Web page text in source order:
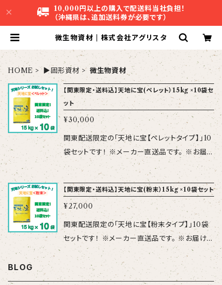
10,000円以上の購入で配送料当社負担！
（沖縄県は、追加送料券が必要です）
微生物資材 | 株式会社アグリスタ
HOME ▶固形資材 微生物資材
【関東限定・送料込】天地に宝(ペレット）15kg ×10袋セ
ット
¥30,000
関東配送限定の「天地に宝【ペレットタイプ】」10
袋セットです！ ※メーカー直送品です。 ※お届
け先：栃木・群馬・茨城・千葉・埼玉・神奈川・東
京（離島を除く） 国内産の有機物原料（植物質＋
動物質）を有効微生物によって発酵させた有機
肥料です。 有機物と有効微生物のダブル効果で
土が柔らかくなり、植物の根張りが向上します。
根あたりのリスクも低減しています。 ”天地に
宝”は、土壌菌層バランスの回復と物理性の改善
に優れています！ 【種 類】堆肥（福島県第19
39号） 【分 析 例】 N：P：K＝1.8：2.6：3.1（％）
【関東限定・送料込】天地に宝(粉末）15kg ×10袋セット
¥27,000
関東配送限定の「天地に宝【粉末タイプ】」10袋
セットです！ ※メーカー直送品です。 ※お届け
先：栃木・群馬・茨城・千葉・埼玉・神奈川・東京
（離島を除く） 国内産の有機物原料（植物質＋動
物質）を有効微生物によって発酵させた有機肥
BLOG